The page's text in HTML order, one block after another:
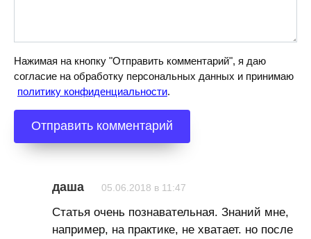
Нажимая на кнопку "Отправить комментарий", я даю
согласие на обработку персональных данных и принимаю
политику конфиденциальности.
даша 05.06.2018 в 11:47
Статья очень познавательная. Знаний мне,
например, на практике, не хватает. но после